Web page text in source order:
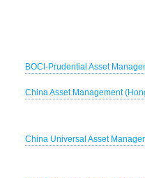
BOCI-Prudential Asset
China Asset Management
China Universal Asset